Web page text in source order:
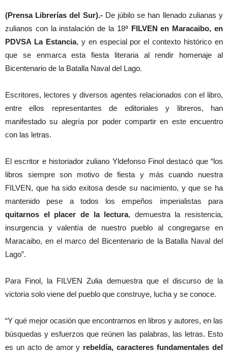
(Prensa Librerías del Sur).- De júbilo se han llenado zulianas y
zulianos con la instalación de la 18ª FILVEN en Maracaibo, en
PDVSA La Estancia, y en especial por el contexto histórico en
que se enmarca esta fiesta literaria al rendir homenaje al
Bicentenario de la Batalla Naval del Lago.
Escritores, lectores y diversos agentes relacionados con el libro,
entre ellos representantes de editoriales y libreros, han
manifestado su alegría por poder compartir en este encuentro
con las letras.
El escritor e historiador zuliano Yldefonso Finol destacó que “los
libros siempre son motivo de fiesta y más cuando nuestra
FILVEN, que ha sido exitosa desde su nacimiento, y que se ha
mantenido pese a todos los empeños imperialistas para
quitarnos el placer de la lectura, demuestra la resistencia,
insurgencia y valentía de nuestro pueblo al congregarse en
Maracaibo, en el marco del Bicentenario de la Batalla Naval del
Lago”.
Para Finol, la FILVEN Zulia demuestra que el discurso de la
victoria solo viene del pueblo que construye, lucha y se conoce.
“Y qué mejor ocasión que encontrarnos en libros y autores, en las
búsquedas y esfuerzos que reúnen las palabras, las letras. Esto
es un acto de amor y rebeldía, caracteres fundamentales del